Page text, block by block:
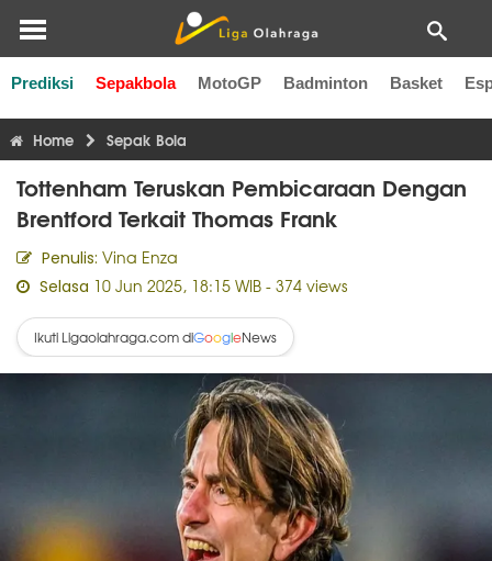
Prediksi Sepakbola MotoGP Badminton Basket
Liga Inggris Liga Italia Liga Spanyol Liga Perancis
Home Sepak Bola
Tottenham Teruskan Pembicaraan Dengan
Brentford Terkait Thomas Frank
Penulis: Vina Enza
Selasa 10 Jun 2025, 18:15 WIB - 374 views
Ikuti Ligaolahraga.com diGoogleNews